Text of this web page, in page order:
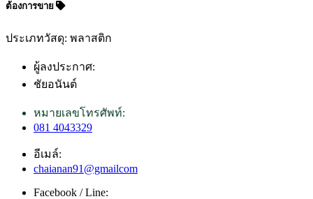
ต้องการขาย
ประเภทวัสดุ: พลาสติก
ผู้ลงประกาศ:
ชัยอนันต์
หมายเลขโทรศัพท์:
081 4043329
อีเมล์:
chaianan91@gmailcom
Facebook / Line: